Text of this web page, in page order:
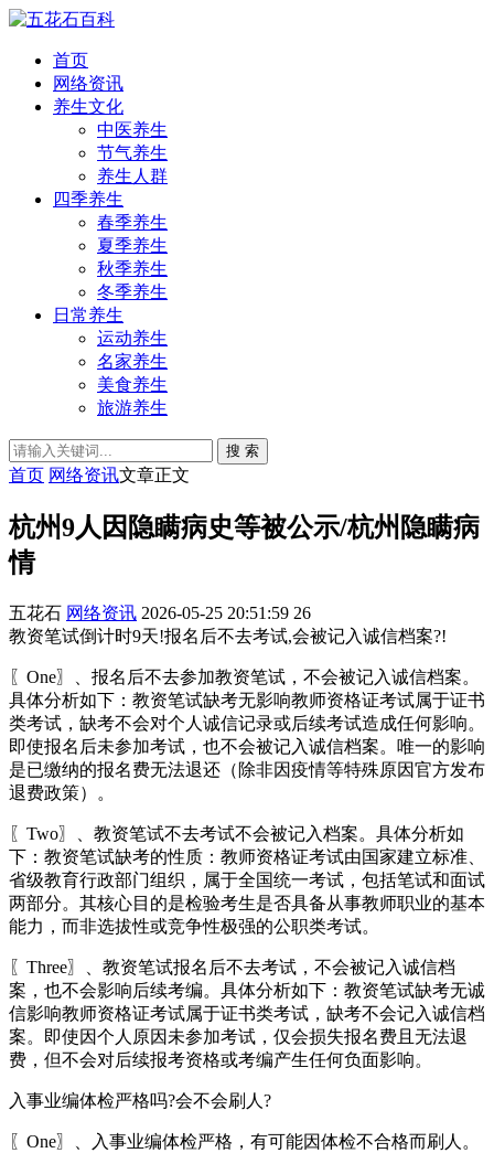
首页
网络资讯
养生文化
中医养生
节气养生
养生人群
四季养生
春季养生
夏季养生
秋季养生
冬季养生
日常养生
运动养生
名家养生
美食养生
旅游养生
搜 索
首页 网络资讯文章正文
杭州9人因隐瞒病史等被公示/杭州隐瞒病
情
五花石 网络资讯 2026-05-25 20:51:59 26
教资笔试倒计时9天!报名后不去考试,会被记入诚信档案?!
〖One〗、报名后不去参加教资笔试，不会被记入诚信档案。
具体分析如下：教资笔试缺考无影响教师资格证考试属于证书
类考试，缺考不会对个人诚信记录或后续考试造成任何影响。
即使报名后未参加考试，也不会被记入诚信档案。唯一的影响
是已缴纳的报名费无法退还（除非因疫情等特殊原因官方发布
退费政策）。
〖Two〗、教资笔试不去考试不会被记入档案。具体分析如
下：教资笔试缺考的性质：教师资格证考试由国家建立标准、
省级教育行政部门组织，属于全国统一考试，包括笔试和面试
两部分。其核心目的是检验考生是否具备从事教师职业的基本
能力，而非选拔性或竞争性极强的公职类考试。
〖Three〗、教资笔试报名后不去考试，不会被记入诚信档
案，也不会影响后续考编。具体分析如下：教资笔试缺考无诚
信影响教师资格证考试属于证书类考试，缺考不会记入诚信档
案。即使因个人原因未参加考试，仅会损失报名费且无法退
费，但不会对后续报考资格或考编产生任何负面影响。
入事业编体检严格吗?会不会刷人?
〖One〗、入事业编体检严格，有可能因体检不合格而刷人。